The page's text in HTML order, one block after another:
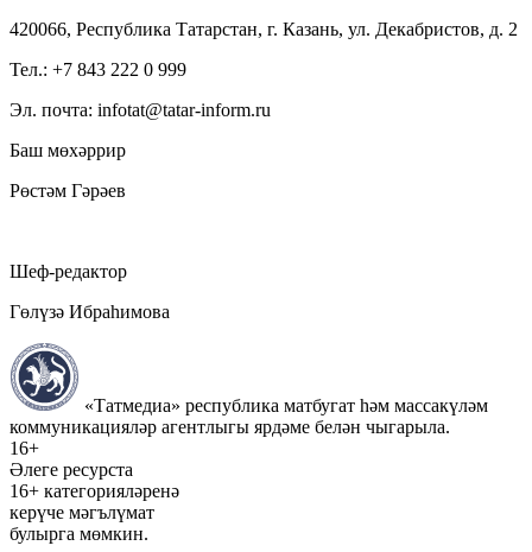
420066, Республика Татарстан, г. Казань, ул. Декабристов, д. 2
Тел.: +7 843 222 0 999
Эл. почта: infotat@tatar-inform.ru
Баш мөхәррир
Рөстәм Гәрәев
Шеф-редактор
Гөлүзә Ибраһимова
«Татмедиа» республика матбугат һәм массакүләм
коммуникацияләр агентлыгы ярдәме белән чыгарыла.
16+
Әлеге ресурста
16+ категорияләренә
керүче мәгълүмат
булырга мөмкин.